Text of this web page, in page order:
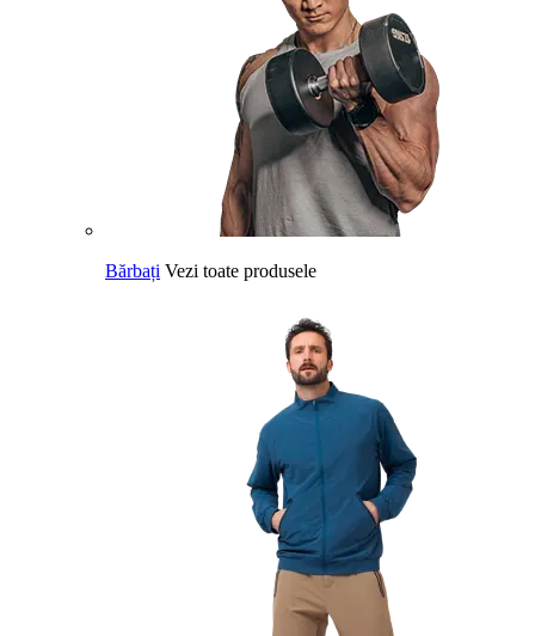
Bărbați Vezi toate produsele